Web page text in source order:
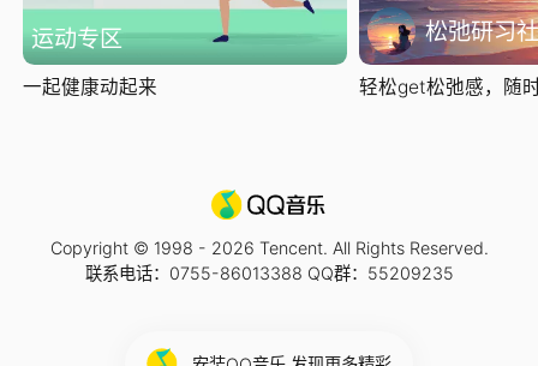
运动专区
一起健康动起来
松弛研习社
轻松get松弛感，随
Copyright © 1998 - 2026 Tencent. All Rights Reserved.
联系电话：0755-86013388 QQ群：55209235